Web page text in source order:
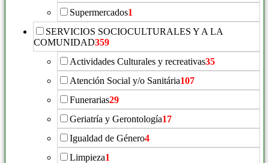
Supermercados1
SERVICIOS SOCIOCULTURALES Y A LA
COMUNIDAD359
Actividades Culturales y recreativas35
Atención Social y/o Sanitária107
Funerarias29
Geriatría y Gerontología17
Igualdad de Género4
Limpieza1